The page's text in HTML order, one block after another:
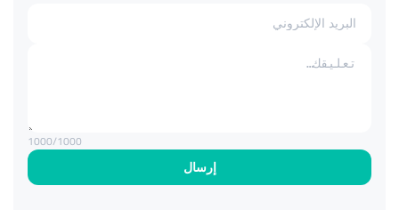
إرسال
1000/1000